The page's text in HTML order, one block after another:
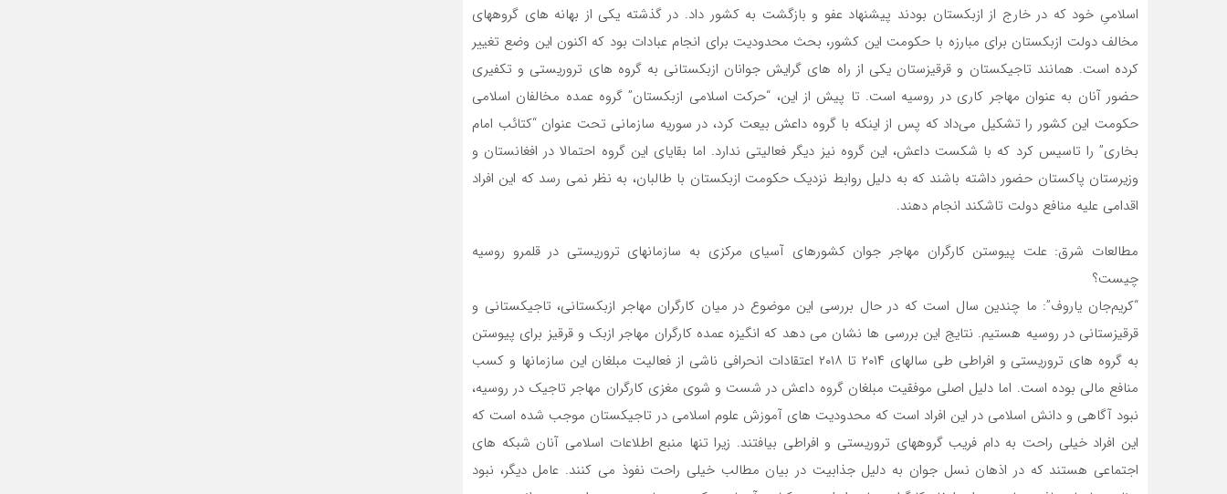
اسلامیِ خود که در خارج از ازبکستان بودند پیشنهاد عفو و بازگشت به کشور داد. در گذشته یکی از بهانه های گروههای
مخالف دولت ازبکستان برای مبارزه با حکومت این کشور، بحث محدودیت برای انجام عبادات بود که اکنون این وضع تغییر
کرده است. همانند تاجیکستان و قرقیزستان یکی از راه های گرایش جوانان ازبکستانی به گروه های تروریستی و تکفیری
حضور آنان به عنوان مهاجر کاری در روسیه است. تا پیش از این، “حرکت اسلامی ازبکستان” گروه عمده مخالفان اسلامی
حکومت این کشور را تشکیل می‌داد که پس از اینکه با گروه داعش بیعت کرد، در سوریه سازمانی تحت عنوان “کتائب امام
بخاری” را تاسیس کرد که با شکست داعش، این گروه نیز دیگر فعالیتی ندارد. اما بقایای این گروه احتمالا در افغانستان و
وزیرستان پاکستان حضور داشته باشند که به دلیل روابط نزدیک حکومت ازبکستان با طالبان، به نظر نمی رسد که این افراد
اقدامی علیه منافع دولت تاشکند انجام دهند.
مطالعات شرق: علت پیوستن کارگران مهاجر جوان کشورهای آسیای مرکزی به سازمانهای تروریستی در قلمرو روسیه
چیست؟
“کریم‌جان یاروف”: ما چندین سال است که در حال بررسی این موضوع در میان کارگران مهاجر ازبکستانی، تاجیکستانی و
قرقیزستانی در روسیه هستیم. نتایج این بررسی ها نشان می دهد که انگیزه عمده کارگران مهاجر ازبک و قرقیز برای پیوستن
به گروه های تروریستی و افراطی طی سالهای ۲۰۱۴ تا ۲۰۱۸ اعتقادات انحرافی ناشی از فعالیت مبلغان این سازمانها و کسب
منافع مالی بوده است. اما دلیل اصلی موفقیت مبلغان گروه داعش در شست و شوی مغزی کارگران مهاجر تاجیک در روسیه،
نبود آگاهی و دانش اسلامی در این افراد است که محدودیت های آموزش علوم اسلامی در تاجیکستان موجب شده است که
این افراد خیلی راحت به دام فریب گروههای تروریستی و افراطی بیافتند. زیرا تنها منبع اطلاعات اسلامی آنان شبکه های
اجتماعی هستند که در اذهان نسل جوان به دلیل جذابیت در بیان مطالب خیلی راحت نفوذ می کنند. عامل دیگر، نبود